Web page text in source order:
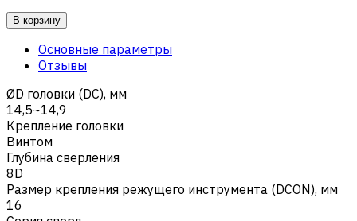
В корзину
Основные параметры
Отзывы
ØD головки (DC), мм
14,5~14,9
Крепление головки
Винтом
Глубина сверления
8D
Размер крепления режущего инструмента (DCON), мм
16